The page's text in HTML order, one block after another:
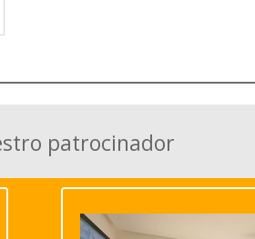
patrocinador